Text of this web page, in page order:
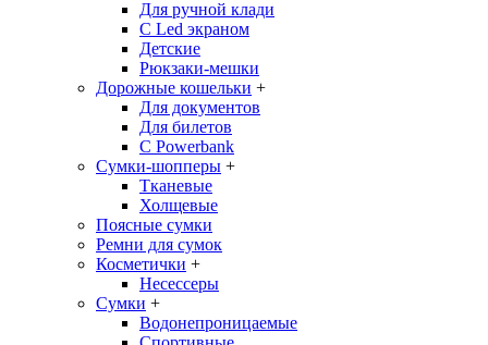
Для ручной клади
С Led экраном
Детские
Рюкзаки-мешки
Дорожные кошельки +
Для документов
Для билетов
С Powerbank
Сумки-шопперы +
Тканевые
Холщевые
Поясные сумки
Ремни для сумок
Косметички +
Несессеры
Сумки +
Водонепроницаемые